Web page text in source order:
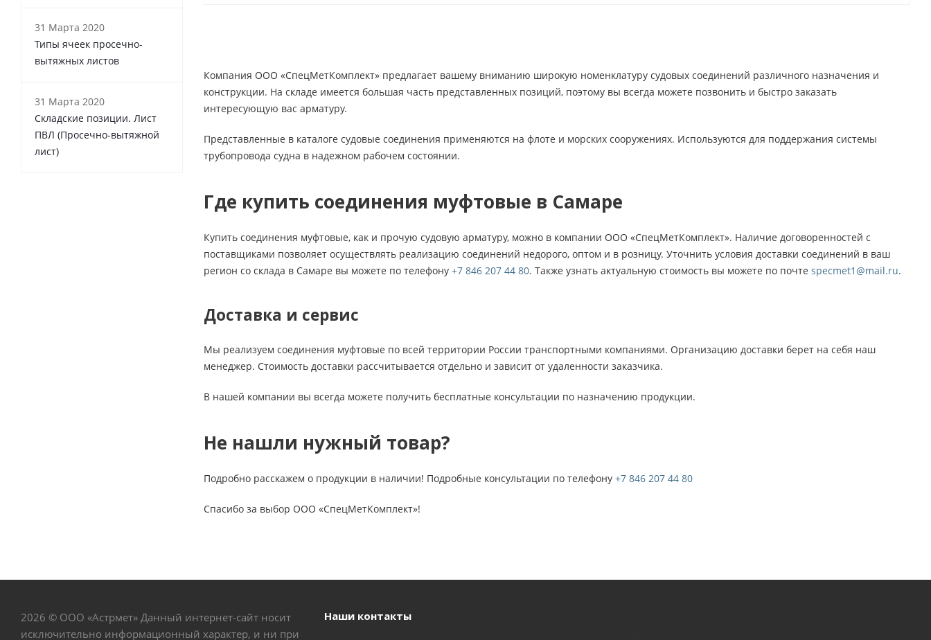
Компания ООО «СпецМетКомплект» предлагает вашему вниманию широкую номенклатуру судовых соединений различного назначения и
конструкции. На складе имеется большая часть представленных позиций, поэтому вы всегда можете позвонить и быстро заказать
интересующую вас арматуру.
Представленные в каталоге судовые соединения применяются на флоте и морских сооружениях. Используются для поддержания системы
трубопровода судна в надежном рабочем состоянии.
Где купить соединения муфтовые в Самаре
Купить соединения муфтовые, как и прочую судовую арматуру, можно в компании ООО «СпецМетКомплект». Наличие договоренностей с
поставщиками позволяет осуществлять реализацию соединений недорого, оптом и в розницу. Уточнить условия доставки соединений в ваш
регион со склада в Самаре вы можете по телефону +7 846 207 44 80. Также узнать актуальную стоимость вы можете по почте specmet1@mail.ru.
Доставка и сервис
Мы реализуем соединения муфтовые по всей территории России транспортными компаниями. Организацию доставки берет на себя наш
менеджер. Стоимость доставки рассчитывается отдельно и зависит от удаленности заказчика.
В нашей компании вы всегда можете получить бесплатные консультации по назначению продукции.
Не нашли нужный товар?
Подробно расскажем о продукции в наличии! Подробные консультации по телефону +7 846 207 44 80
Спасибо за выбор ООО «СпецМетКомплект»!
31 Марта 2020
Типы ячеек просечно-
вытяжных листов
31 Марта 2020
Складские позиции. Лист
ПВЛ (Просечно-вытяжной
лист)
2026 © ООО «Астрмет» Данный интернет-сайт носит
исключительно информационный характер, и ни при
Наши контакты